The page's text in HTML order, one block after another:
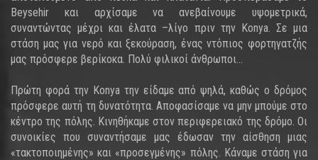
Beysehir και αρχίσαμε να ανεβαίνουμε υψομετρικά,
συναντώντας μέχρι και έλατα –λίγο πριν την Konya. Σε μια
στάση μας για νερό και ξεκούραση, ένας ντόπιος φορτηγατζής
μας πρόσφερε βερίκοκα. Πολύ φιλικοί άνθρωποι...
Πρώτη φορά την Konya την είδαμε από ψηλά, καθώς ο δρόμος
πρόσφερε αυτή τη δυνατότητα. Αποφασίσαμε να μην μπούμε στο
κέντρο της πόλης. Κινηθήκαμε στον περιφερειακό της δρόμο. Οι
συνοικίες που συναντήσαμε μας έδωσαν την αίσθηση μιας
«τακτοποιημένης» και «προσεγμένης» πόλης. Κάναμε στάση για